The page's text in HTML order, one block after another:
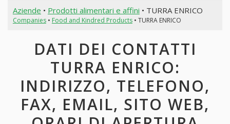
Aziende • Prodotti alimentari e affini • TURRA ENRICO
Companies• Food and Kindred Products• TURRA ENRICO
DATI DEI CONTATTI
TURRA ENRICO:
INDIRIZZO, TELEFONO,
FAX, EMAIL, SITO WEB,